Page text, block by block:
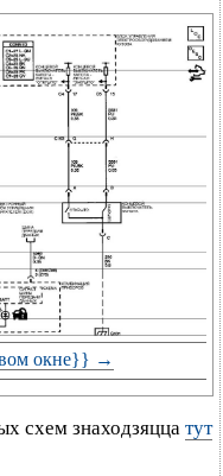
окне}} →
схем знаходзяцца тут